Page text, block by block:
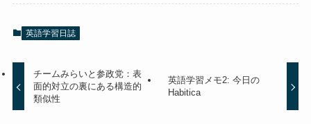
英語学習日誌
チームみらいと参政党：表
面的対立の裏にある構造的
類似性
英語学習メモ2: 今日の
Habitica